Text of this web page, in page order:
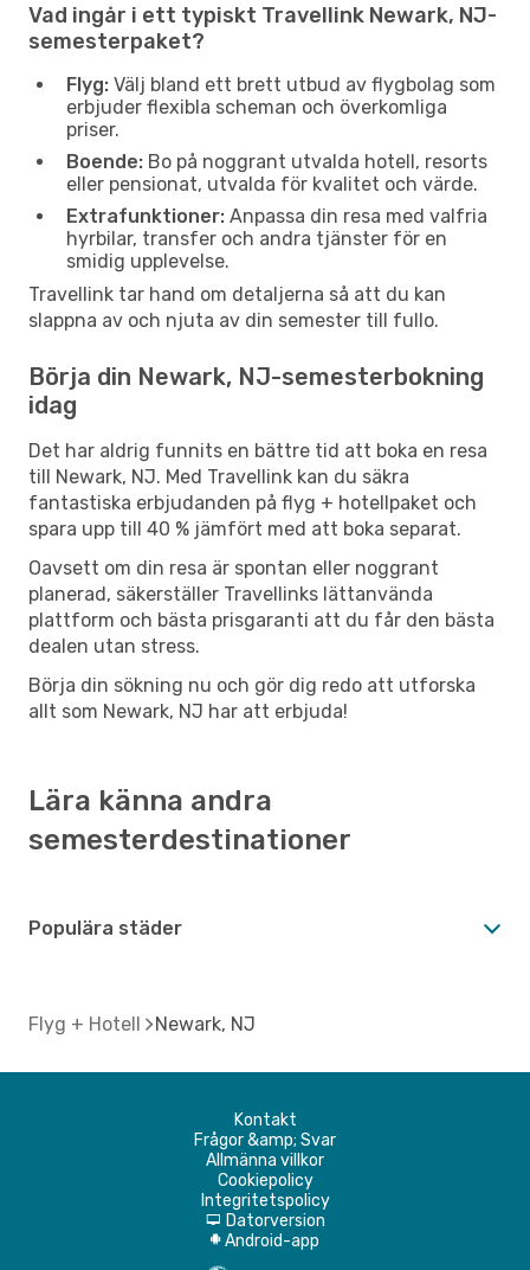
Vad ingår i ett typiskt Travellink Newark, NJ-
semesterpaket?
Flyg: Välj bland ett brett utbud av flygbolag som
erbjuder flexibla scheman och överkomliga
priser.
Boende: Bo på noggrant utvalda hotell, resorts
eller pensionat, utvalda för kvalitet och värde.
Extrafunktioner: Anpassa din resa med valfria
hyrbilar, transfer och andra tjänster för en
smidig upplevelse.
Travellink tar hand om detaljerna så att du kan
slappna av och njuta av din semester till fullo.
Börja din Newark, NJ-semesterbokning
idag
Det har aldrig funnits en bättre tid att boka en resa
till Newark, NJ. Med Travellink kan du säkra
fantastiska erbjudanden på flyg + hotellpaket och
spara upp till 40 % jämfört med att boka separat.
Oavsett om din resa är spontan eller noggrant
planerad, säkerställer Travellinks lättanvända
plattform och bästa prisgaranti att du får den bästa
dealen utan stress.
Börja din sökning nu och gör dig redo att utforska
allt som Newark, NJ har att erbjuda!
Lära känna andra
semesterdestinationer
Populära städer
Flyg + Hotell Newark, NJ
Kontakt
Frågor &amp; Svar
Allmänna villkor
Cookiepolicy
Integritetspolicy
d Datorversion
A Android-app